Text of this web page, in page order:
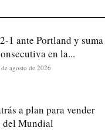
1 ante Portland y suma
en la...
agosto de 2026
a plan para vender
del Mundial